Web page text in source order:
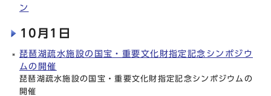
ン
10月1日
琵琶湖疏水施設の国宝・重要文化財指定記念シンポジウ
ムの開催
琵琶湖疏水施設の国宝・重要文化財指定記念シンポジウムの
開催